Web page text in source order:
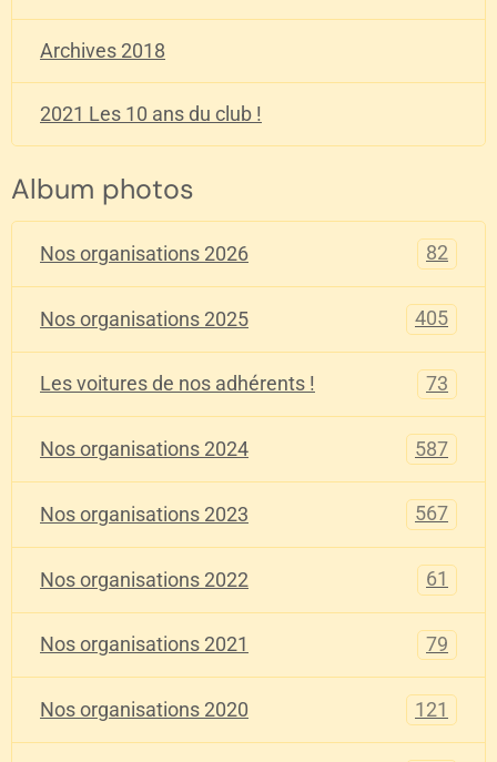
Archives 2018
2021 Les 10 ans du club !
Album photos
Nos organisations 2026 82
Nos organisations 2025 405
Les voitures de nos adhérents ! 73
Nos organisations 2024 587
Nos organisations 2023 567
Nos organisations 2022 61
Nos organisations 2021 79
Nos organisations 2020 121